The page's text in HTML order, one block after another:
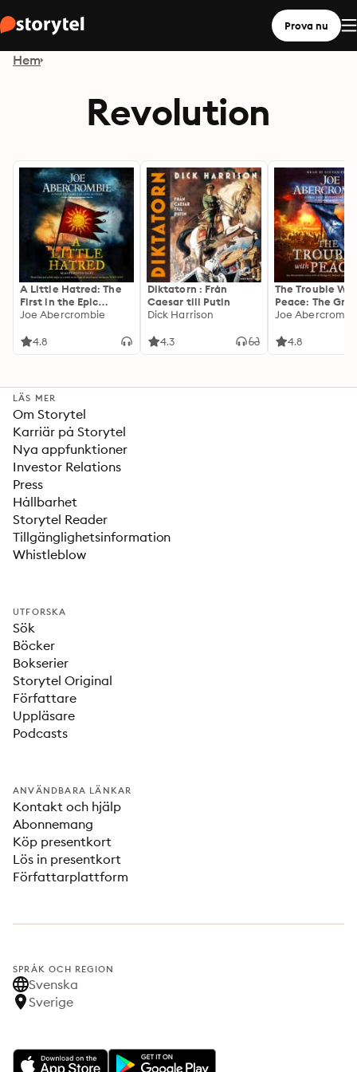
Prova nu
Hem
Revolution
A Little Hatred: The
First in the Epic
Sunday Times
Joe Abercrombie
4.8
Diktatorn : Från
Caesar till Putin
Dick Harrison
4.3
The Trouble
Peace: The
Sunday Times
Joe
4.8
LÄS MER
Om Storytel
Karriär på Storytel
Nya appfunktioner
Investor Relations
Press
Hållbarhet
Storytel Reader
Tillgänglighetsinformation
Whistleblow
UTFORSKA
Sök
Böcker
Bokserier
Storytel Original
Författare
Uppläsare
Podcasts
ANVÄNDBARA LÄNKAR
Kontakt och hjälp
Abonnemang
Köp presentkort
Lös in presentkort
Författarplattform
SPRÅK OCH REGION
Svenska
Sverige